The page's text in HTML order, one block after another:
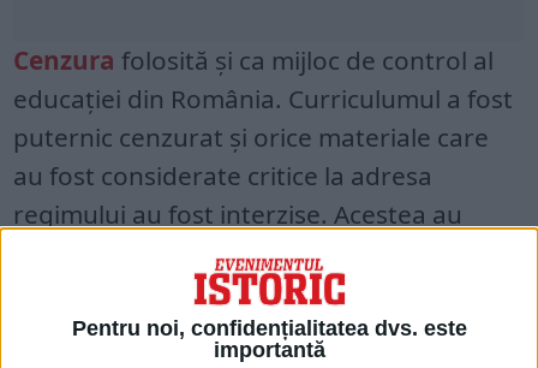
Pentru noi, confidențialitatea dvs. este
importantă
Cenzura folosită și ca mijloc de control al
educației din România. Curriculumul a fost
puternic cenzurat și orice materiale care
au fost considerate critice la adresa
regimului au fost interzise. Acestea au
inclus lucrări ale autorilor străini și
documente istorice care înfățișează
România într-o lumină negativă.